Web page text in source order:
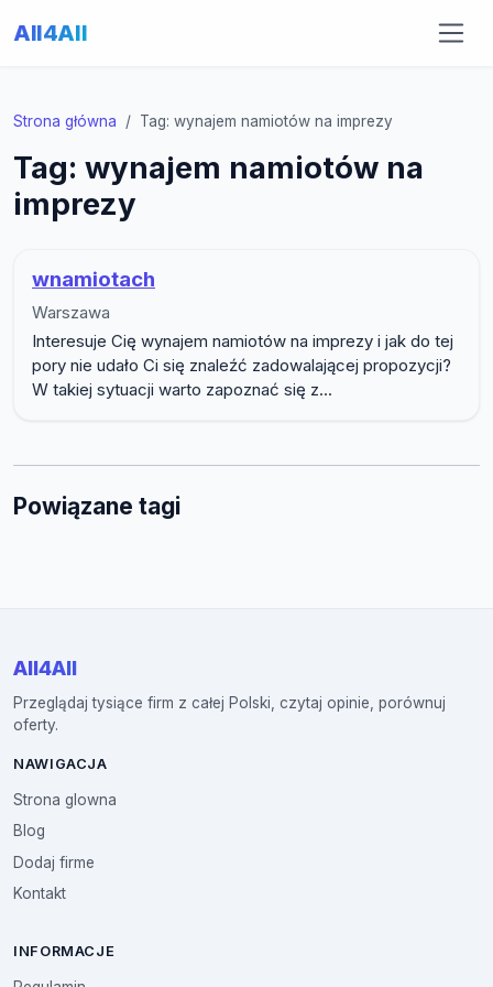
All4All
Strona główna Tag: wynajem namiotów na imprezy
Tag: wynajem namiotów na
imprezy
wnamiotach
Warszawa
Interesuje Cię wynajem namiotów na imprezy i jak do tej
pory nie udało Ci się znaleźć zadowalającej propozycji?
W takiej sytuacji warto zapoznać się z...
Powiązane tagi
All4All
Przeglądaj tysiące firm z całej Polski, czytaj opinie, porównuj
oferty.
NAWIGACJA
Strona glowna
Blog
Dodaj firme
Kontakt
INFORMACJE